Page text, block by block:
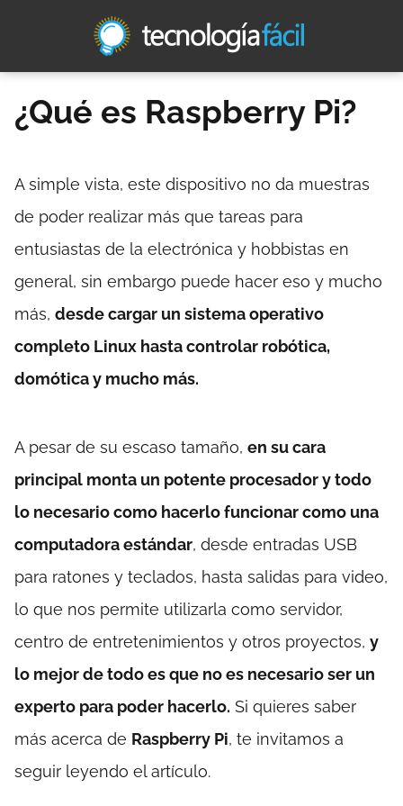
¿Qué es Raspberry Pi?
A simple vista, este dispositivo no da muestras
de poder realizar más que tareas para
entusiastas de la electrónica y hobbistas en
general, sin embargo puede hacer eso y mucho
más, desde cargar un sistema operativo
completo Linux hasta controlar robótica,
domótica y mucho más.
A pesar de su escaso tamaño, en su cara
principal monta un potente procesador y todo
lo necesario como hacerlo funcionar como una
computadora estándar, desde entradas USB
para ratones y teclados, hasta salidas para video,
lo que nos permite utilizarla como servidor,
centro de entretenimientos y otros proyectos, y
lo mejor de todo es que no es necesario ser un
experto para poder hacerlo. Si quieres saber
más acerca de Raspberry Pi, te invitamos a
seguir leyendo el artículo.